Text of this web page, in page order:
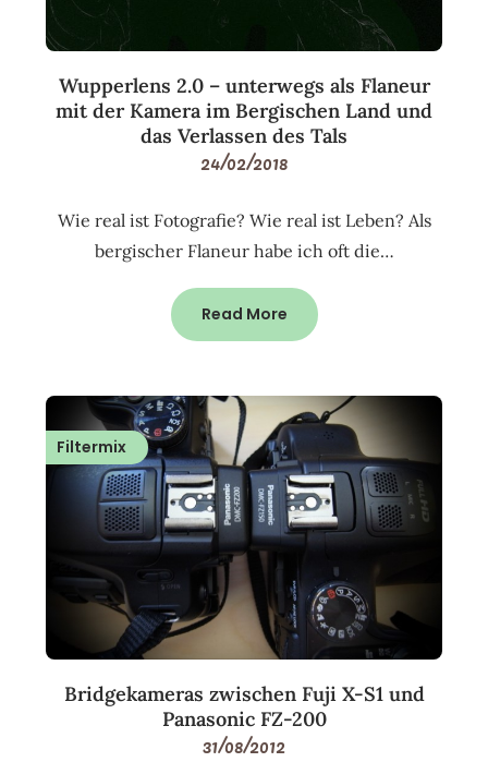
Wupperlens 2.0 – unterwegs als Flaneur
mit der Kamera im Bergischen Land und
das Verlassen des Tals
24/02/2018
Wie real ist Fotografie? Wie real ist Leben? Als
bergischer Flaneur habe ich oft die…
Read More
Filtermix
Bridgekameras zwischen Fuji X-S1 und
Panasonic FZ-200
31/08/2012